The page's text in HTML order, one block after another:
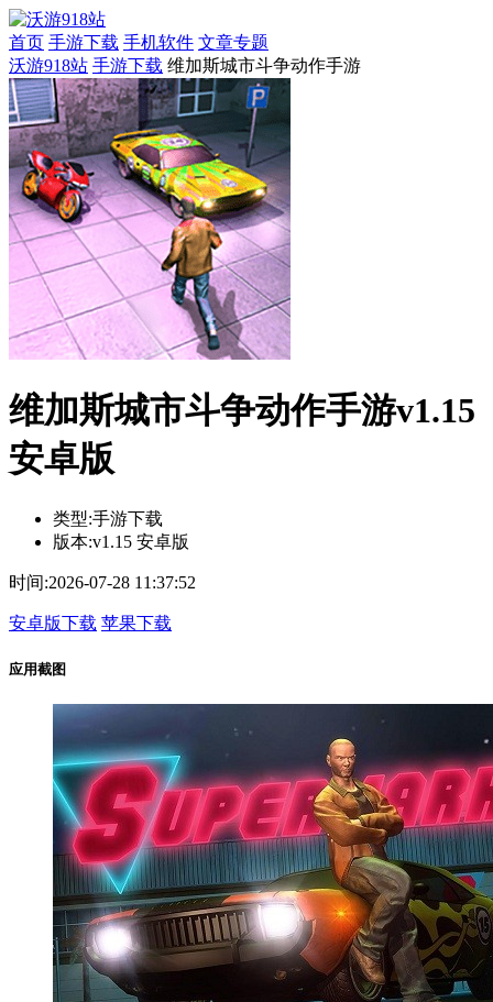
首页 手游下载 手机软件 文章专题
沃游918站 手游下载 维加斯城市斗争动作手游
维加斯城市斗争动作手游v1.15
安卓版
类型:手游下载
版本:v1.15 安卓版
时间:2026-07-28 11:37:52
安卓版下载 苹果下载
应用截图